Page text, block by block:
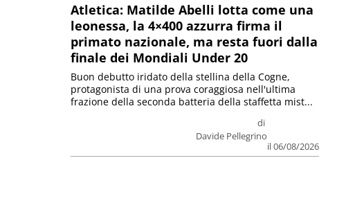
Atletica: Matilde Abelli lotta come una
leonessa, la 4×400 azzurra firma il
primato nazionale, ma resta fuori dalla
finale dei Mondiali Under 20
di
Davide Pellegrino
il 06/08/2026
Buon debutto iridato della stellina della Cogne,
protagonista di una prova coraggiosa nell'ultima
frazione della seconda batteria della staffetta mist...